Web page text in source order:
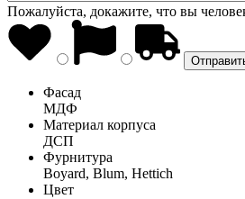
Пожалуйста, докажите, что вы
Фасад
МДФ
Материал корпуса
ДСП
Фурнитура
Boyard, Blum, Hettich
Цвет